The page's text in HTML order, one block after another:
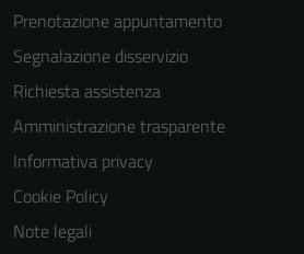
Prenotazione appuntamento
Segnalazione disservizio
Richiesta assistenza
Amministrazione trasparente
Informativa privacy
Cookie Policy
Note legali